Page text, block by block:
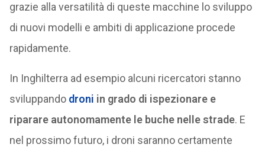
grazie alla versatilità di queste macchine lo sviluppo
di nuovi modelli e ambiti di applicazione procede
rapidamente.
In Inghilterra ad esempio alcuni ricercatori stanno
sviluppandodroni in grado di ispezionare e
riparare autonomamente le buche nelle strade. E
nel prossimo futuro, i droni saranno certamente